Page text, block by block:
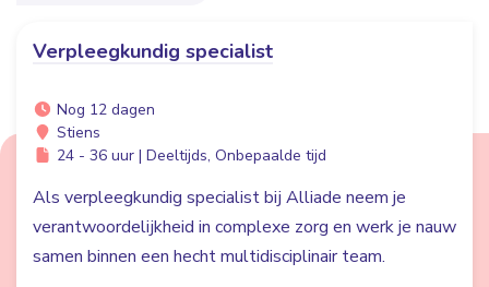
Verpleegkundig specialist
Nog 12 dagen
Stiens
24 - 36 uur | Deeltijds, Onbepaalde tijd
Als verpleegkundig specialist bij Alliade neem je
verantwoordelijkheid in complexe zorg en werk je nauw
samen binnen een hecht multidisciplinair team.